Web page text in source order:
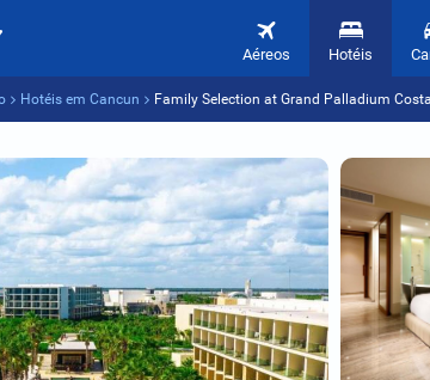
Aéreos Hotéis
Hotéis em Cancun Family Selection at Grand Palladium